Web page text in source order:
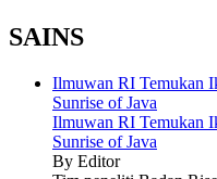
SAINS
Ilmuwan RI Temukan
Sunrise of Java
Ilmuwan RI Temukan
Sunrise of Java
By Editor